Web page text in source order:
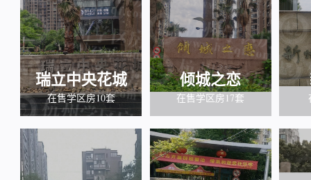
瑞立中央花城
在售学区房10套
倾城之恋
在售学区房17套